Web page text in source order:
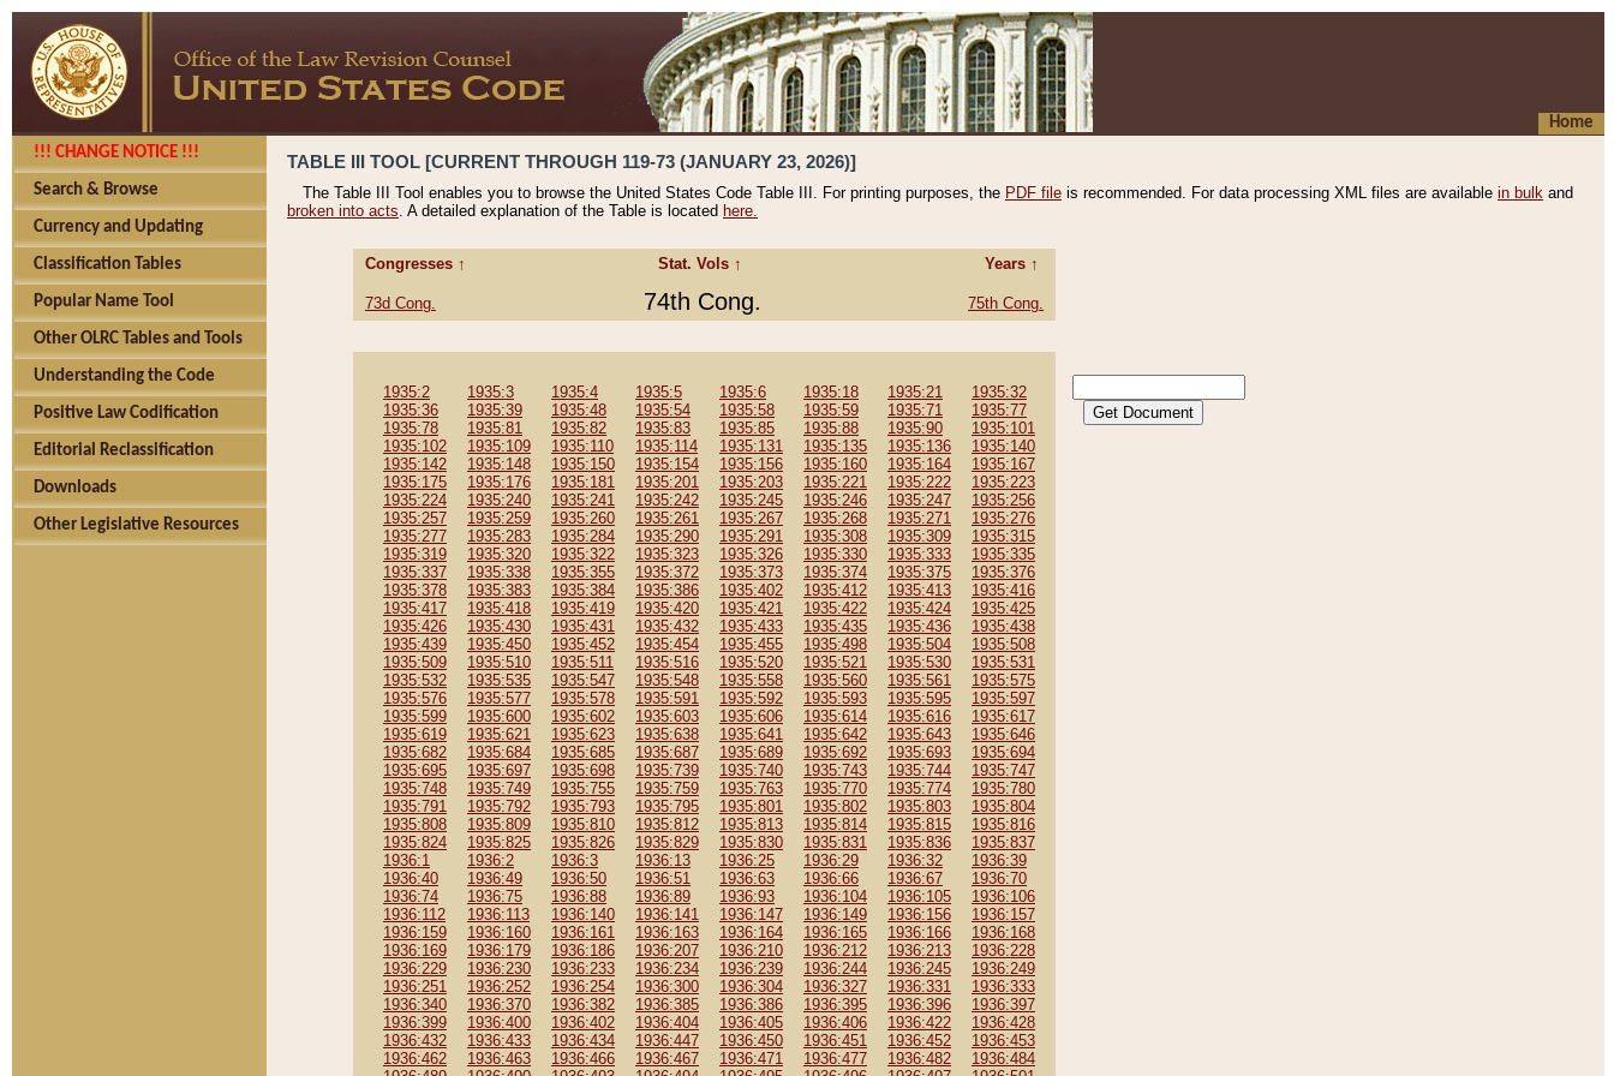
Home
!!! CHANGE NOTICE !!!
Search & Browse
Currency and Updating
Classification Tables
Popular Name Tool
Other OLRC Tables and Tools
Understanding the Code
Positive Law Codification
Editorial Reclassification
Downloads
Other Legislative Resources
TABLE III TOOL [CURRENT THROUGH 119-73 (JANUARY 23, 2026)]
The Table III Tool enables you to browse the United States Code Table III. For printing purposes, the PDF file is recommended. For data processing XML files are available in bulk and
broken into acts. A detailed explanation of the Table is located here.
Congresses ↑ Stat. Vols ↑ Years ↑
73d Cong. 74th Cong. 75th Cong.
1935:2 1935:3 1935:4 1935:5 1935:6 1935:18 1935:21
1935:32
1935:36
1935:39 1935:48 1935:54 1935:58 1935:59 1935:71
1935:77
1935:78
1935:81 1935:82 1935:83 1935:85 1935:88 1935:90
1935:101
1935:102
1935:109 1935:110 1935:114 1935:131 1935:135 1935:136
1935:140
1935:142
1935:148 1935:150 1935:154 1935:156 1935:160 1935:164
1935:167
1935:175
1935:176 1935:181 1935:201 1935:203 1935:221 1935:222
1935:223
1935:224
1935:240 1935:241 1935:242 1935:245 1935:246 1935:247
1935:256
1935:257
1935:259 1935:260 1935:261 1935:267 1935:268 1935:271
1935:276
1935:277
1935:283 1935:284 1935:290 1935:291 1935:308 1935:309
1935:315
1935:319
1935:320 1935:322 1935:323 1935:326 1935:330 1935:333
1935:335
1935:337
1935:338 1935:355 1935:372 1935:373 1935:374 1935:375
1935:376
1935:378
1935:383 1935:384 1935:386 1935:402 1935:412 1935:413
1935:416
1935:417
1935:418 1935:419 1935:420 1935:421 1935:422 1935:424
1935:425
1935:426
1935:430 1935:431 1935:432 1935:433 1935:435 1935:436
1935:438
1935:439
1935:450 1935:452 1935:454 1935:455 1935:498 1935:504
1935:508
1935:509
1935:510 1935:511 1935:516 1935:520 1935:521 1935:530
1935:531
1935:532
1935:535 1935:547 1935:548 1935:558 1935:560 1935:561
1935:575
1935:576
1935:577 1935:578 1935:591 1935:592 1935:593 1935:595
1935:597
1935:599
1935:600 1935:602 1935:603 1935:606 1935:614 1935:616
1935:617
1935:619
1935:621 1935:623 1935:638 1935:641 1935:642 1935:643
1935:646
1935:682
1935:684 1935:685 1935:687 1935:689 1935:692 1935:693
1935:694
1935:695
1935:697 1935:698 1935:739 1935:740 1935:743 1935:744
1935:747
1935:748
1935:749 1935:755 1935:759 1935:763 1935:770 1935:774
1935:780
1935:791
1935:792 1935:793 1935:795 1935:801 1935:802 1935:803
1935:804
1935:808
1935:809 1935:810 1935:812 1935:813 1935:814 1935:815
1935:816
1935:824
1935:825 1935:826 1935:829 1935:830 1935:831 1935:836
1935:837
1936:1
1936:2 1936:3 1936:13 1936:25 1936:29 1936:32
1936:39
1936:40
1936:49 1936:50 1936:51 1936:63 1936:66 1936:67
1936:70
1936:74
1936:75 1936:88 1936:89 1936:93 1936:104 1936:105
1936:106
1936:112
1936:113 1936:140 1936:141 1936:147 1936:149 1936:156
1936:157
1936:159
1936:160 1936:161 1936:163 1936:164 1936:165 1936:166
1936:168
1936:169
1936:179 1936:186 1936:207 1936:210 1936:212 1936:213
1936:228
1936:229
1936:230 1936:233 1936:234 1936:239 1936:244 1936:245
1936:249
1936:251
1936:252 1936:254 1936:300 1936:304 1936:327 1936:331
1936:333
1936:340
1936:370 1936:382 1936:385 1936:386 1936:395 1936:396
1936:397
1936:399
1936:400 1936:402 1936:404 1936:405 1936:406 1936:422
1936:428
1936:432
1936:433 1936:434 1936:447 1936:450 1936:451 1936:452
1936:453
1936:462
1936:463 1936:466 1936:467 1936:471 1936:477 1936:482
1936:484